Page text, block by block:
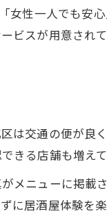
女性一人でも安
ビスが用意され
は交通の便が良
きる店舗も増えて
メニューに掲載
居酒屋体験を楽